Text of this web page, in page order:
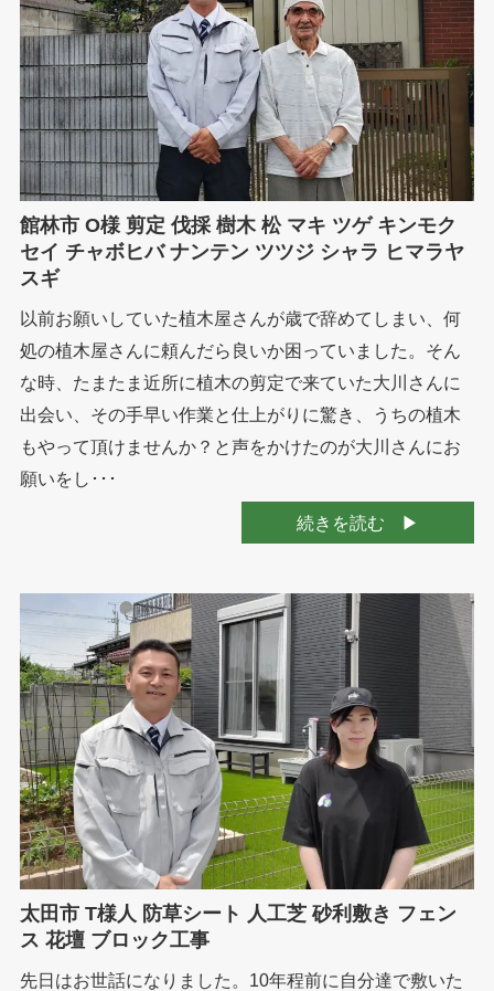
館林市 O様 剪定 伐採 樹木 松 マキ ツゲ キンモク
セイ チャボヒバ ナンテン ツツジ シャラ ヒマラヤ
スギ
以前お願いしていた植木屋さんが歳で辞めてしまい、何
処の植木屋さんに頼んだら良いか困っていました。そん
な時、たまたま近所に植木の剪定で来ていた大川さんに
出会い、その手早い作業と仕上がりに驚き、うちの植木
もやって頂けませんか？と声をかけたのが大川さんにお
願いをし･･･
続きを読む
太田市 T様人 防草シート 人工芝 砂利敷き フェン
ス 花壇 ブロック工事
先日はお世話になりました。10年程前に自分達で敷いた